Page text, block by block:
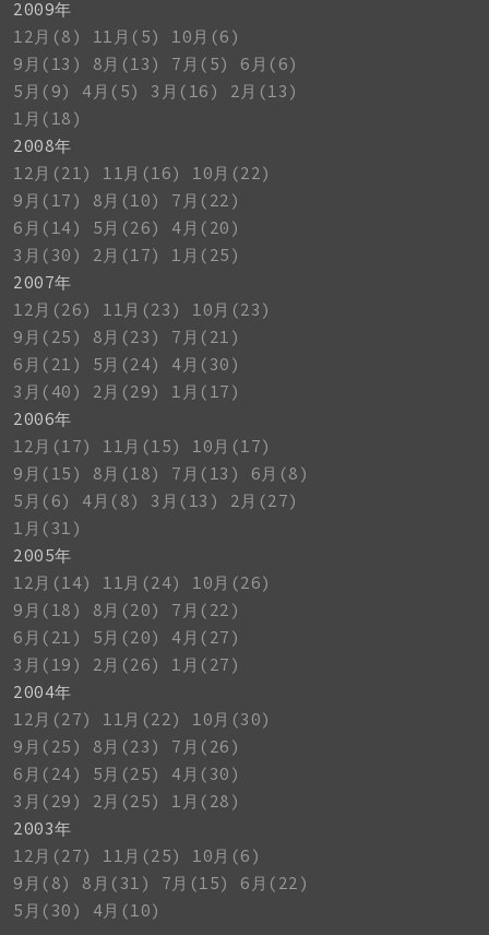
2009年
12月(8)
11月(5)
10月(6)
9月(13)
8月(13) 7月(5)
6月(6)
5月(9)
4月(5) 3月(16)
2月(13)
1月(18)
2008年
12月(21)
11月(16)
10月(22)
9月(17)
8月(10)
7月(22)
6月(14)
5月(26)
4月(20)
3月(30)
2月(17)
1月(25)
2007年
12月(26)
11月(23)
10月(23)
9月(25)
8月(23)
7月(21)
6月(21)
5月(24)
4月(30)
3月(40)
2月(29)
1月(17)
2006年
12月(17)
11月(15)
10月(17)
9月(15)
8月(18) 7月(13)
6月(8)
5月(6)
4月(8) 3月(13)
2月(27)
1月(31)
2005年
12月(14)
11月(24)
10月(26)
9月(18)
8月(20)
7月(22)
6月(21)
5月(20)
4月(27)
3月(19)
2月(26)
1月(27)
2004年
12月(27)
11月(22)
10月(30)
9月(25)
8月(23)
7月(26)
6月(24)
5月(25)
4月(30)
3月(29)
2月(25)
1月(28)
2003年
12月(27)
11月(25)
10月(6)
9月(8)
8月(31) 7月(15)
6月(22)
5月(30)
4月(10)